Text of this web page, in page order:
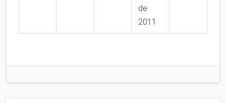
de
2011